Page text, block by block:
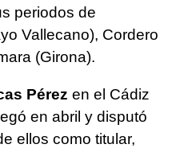
periodos de
Vallecano), Cordero
(Girona).
Pérez en el Cádiz
en abril y disputó
ellos como titular,